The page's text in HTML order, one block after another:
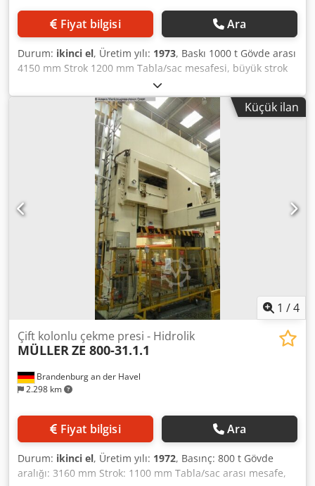
Fiyat bilgisi Ara
Durum: ikinci el, Üretim yılı: 1973, Baskı 1000 t Gövde arası
4150 mm Strok 1200 mm Tabla/sac mesafesi, büyük strok
üstte, üst ayar 2100 mm Tabla ölçüsü 4000 x 2200 mm
Djdpfx Aaeyn R Elevsck Tabla içi çekme yastığı basıncı 360 t
Tabla içi çekme yastığı stroku 300 mm Pres kafasında
çekme yastığı basıncı 100 t Pres kafasında çekme yastığı
stroku 150 mm Pres kafası yüzeyi 4000 x 2200 mm Yan
gövde geçişi 1300 mm Tabla içi çekme yastığı hidrolik,
kontrollü Pres kafasında çekme yastığı hidrolik, kontrollü
Kesme darbe sönümlemesi hidrolik Makine ağırlığı yaklaşık
280 t Makine 1999 yılında revize edilmiştir. Bir pres
hattında ardışık pres.
Küçük ilan
1 /4
Brandenburg an der Havel
2.298 km
Çift kolonlu çekme presi - Hidrolik
MÜLLERZE 800-31.1.1
Fiyat bilgisi Ara
Durum: ikinci el, Üretim yılı: 1972, Basınç: 800 t Gövde
aralığı: 3160 mm Strok: 1100 mm Tabla/sac arası mesafe,